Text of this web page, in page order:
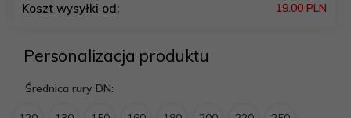
Koszt wysyłki od: 19.00 PLN
Personalizacja produktu
Średnica rury DN: